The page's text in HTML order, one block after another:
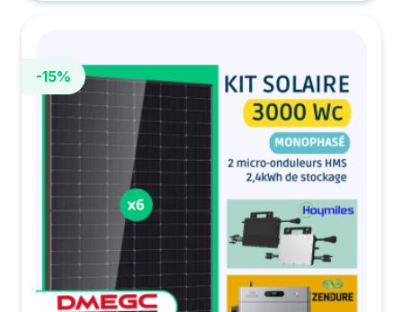
-15%